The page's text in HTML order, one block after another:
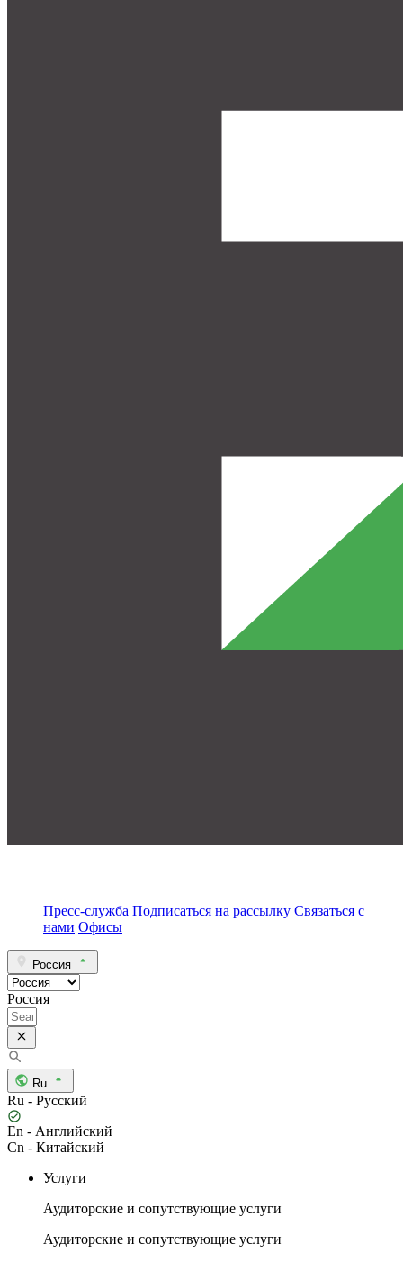
Пресс-служба Подписаться на рассылку Связаться с
нами Офисы
Россия
Россия
Ru
Ru - Русский
En - Английский
Cn - Китайский
Услуги
Аудиторские и сопутствующие услуги
Аудиторские и сопутствующие услуги